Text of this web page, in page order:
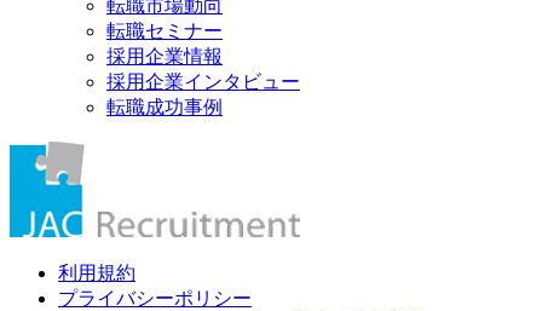
転職市場動向
転職セミナー
採用企業情報
採用企業インタビュー
転職成功事例
利用規約
プライバシーポリシー